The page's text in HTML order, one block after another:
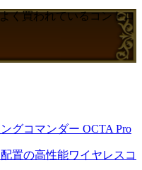
く買われているコントロ
グコマンダー OCTA Pro
置の高性能ワイヤレスコ